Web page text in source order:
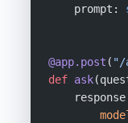
    prompt:
@app.post ( "/
def ask
    response